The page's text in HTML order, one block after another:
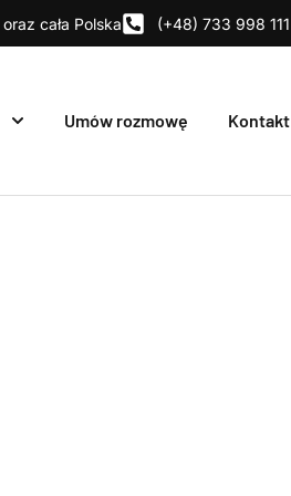
cała Polska (+48) 733 998 111
Umów rozmowę Kontakt